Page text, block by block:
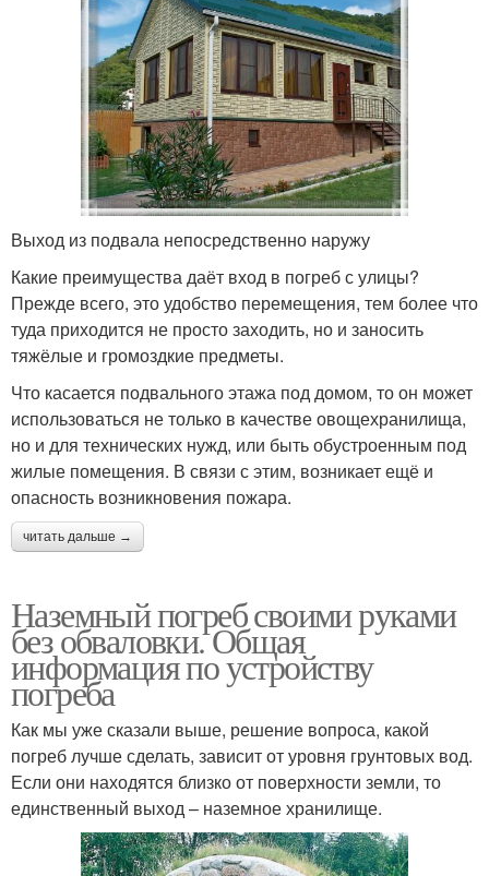
Выход из подвала непосредственно наружу
Какие преимущества даёт вход в погреб с улицы?
Прежде всего, это удобство перемещения, тем более что
туда приходится не просто заходить, но и заносить
тяжёлые и громоздкие предметы.
Что касается подвального этажа под домом, то он может
использоваться не только в качестве овощехранилища,
но и для технических нужд, или быть обустроенным под
жилые помещения. В связи с этим, возникает ещё и
опасность возникновения пожара.
читать дальше →
Наземный погреб своими руками
без обваловки. Общая
информация по устройству
погреба
Как мы уже сказали выше, решение вопроса, какой
погреб лучше сделать, зависит от уровня грунтовых вод.
Если они находятся близко от поверхности земли, то
единственный выход – наземное хранилище.